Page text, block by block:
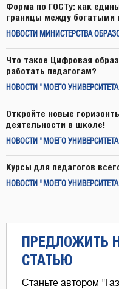
Форма по ГОСТу: как
границы между
НОВОСТИ МИНИСТЕРСТВА
Что такое Цифровая
работать педагогам?
НОВОСТИ "МОЕГО
Откройте новые
деятельности в школе!
НОВОСТИ "МОЕГО
Курсы для педагогов
НОВОСТИ "МОЕГО
ПРЕДЛОЖИТЬ
СТАТЬЮ
Станьте автором